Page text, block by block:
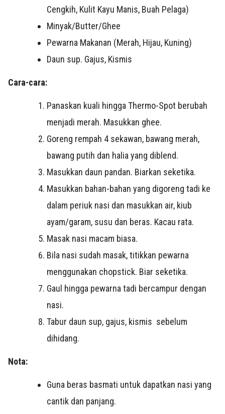
Cengkih, Kulit Kayu Manis, Buah Pelaga)
Minyak/Butter/Ghee
Pewarna Makanan (Merah, Hijau, Kuning)
Daun sup. Gajus, Kismis
Cara-cara:
Panaskan kuali hingga Thermo-Spot berubah
menjadi merah. Masukkan ghee.
Goreng rempah 4 sekawan, bawang merah,
bawang putih dan halia yang diblend.
Masukkan daun pandan. Biarkan seketika.
Masukkan bahan-bahan yang digoreng tadi ke
dalam periuk nasi dan masukkan air, kiub
ayam/garam, susu dan beras. Kacau rata.
Masak nasi macam biasa.
Bila nasi sudah masak, titikkan pewarna
menggunakan chopstick. Biar seketika.
Gaul hingga pewarna tadi bercampur dengan
nasi.
Tabur daun sup, gajus, kismis sebelum
dihidang.
Nota:
Guna beras basmati untuk dapatkan nasi yang
cantik dan panjang.